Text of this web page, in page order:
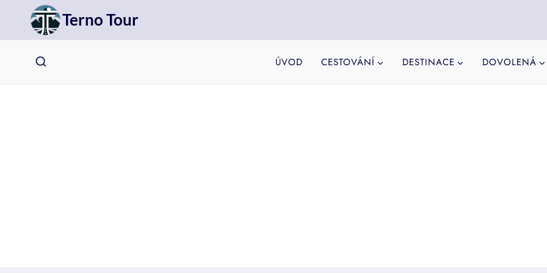
Přeskočit
obsah
Terno Tour
ÚVOD CESTOVÁNÍ DESTINACE DOVOLENÁ